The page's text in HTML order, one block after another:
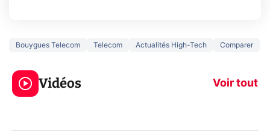
Bouygues Telecom Telecom Actualités High-Tech Comparer
Vidéos Voir tout
3 écrans en 1 pour
319€ ? Voici L'AOC
CQ32G4ZA !
5 générations
prochaine